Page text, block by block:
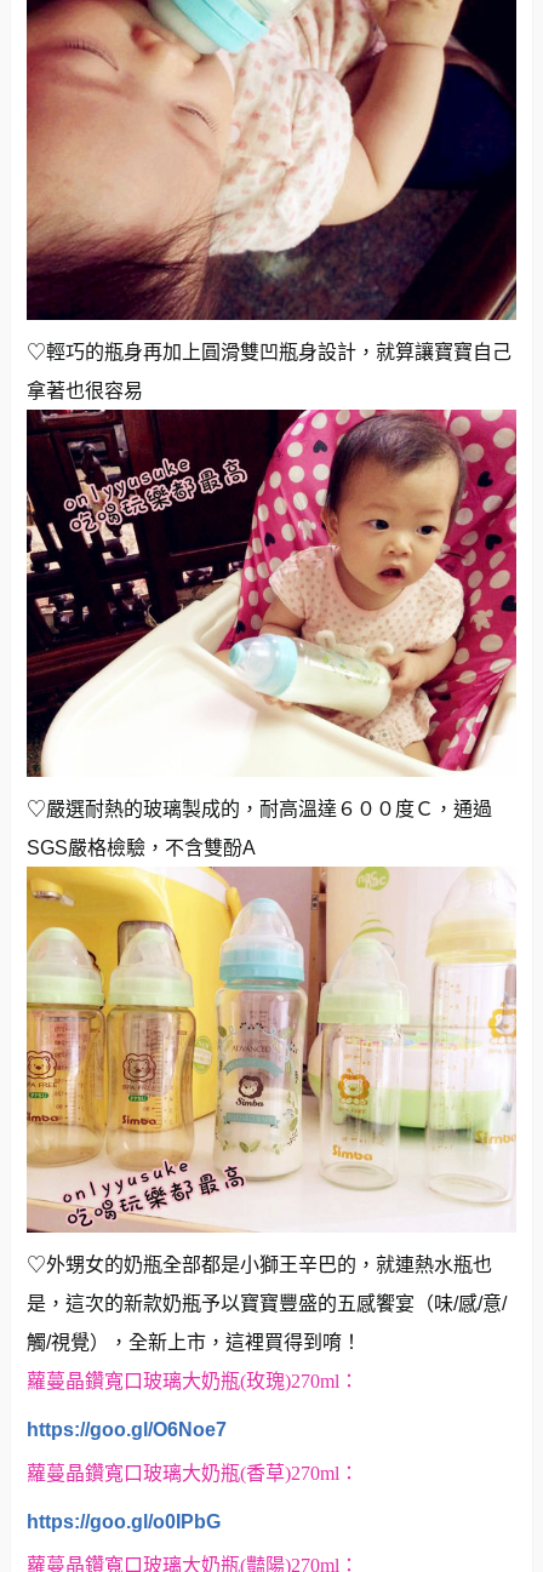
♡輕巧的瓶身再加上圓滑雙凹瓶身設計，就算讓寶寶自己
拿著也很容易
♡嚴選耐熱的玻璃製成的，耐高溫達６００度Ｃ，通過
SGS嚴格檢驗，不含雙酚A
♡外甥女的奶瓶全部都是小獅王辛巴的，就連熱水瓶也
是，這次的新款奶瓶予以寶寶豐盛的五感饗宴（味/感/意/
觸/視覺），全新上市，這裡買得到唷！
蘿蔓晶鑽寬口玻璃大奶瓶(玫瑰)270ml：
https://goo.gl/O6Noe7
蘿蔓晶鑽寬口玻璃大奶瓶(香草)270ml：
https://goo.gl/o0IPbG
蘿蔓晶鑽寬口玻璃大奶瓶(豔陽)270ml：